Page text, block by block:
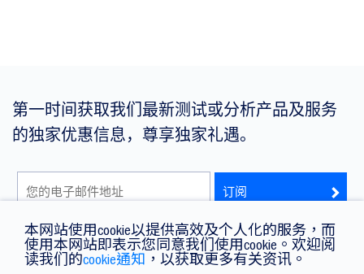
本网站使用cookie以提供高效及个人化的服务，而
使用本网站即表示您同意我们使用cookie。欢迎阅
读我们的cookie通知 ，以获取更多有关资讯。
第一时间获取我们最新测试或分析产品及服务
的独家优惠信息，尊享独家礼遇。
我已阅读并同意有关私隐政策声明条款。